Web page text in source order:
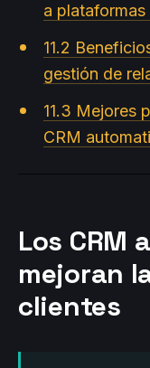
a
11.2
gestión de
11.3 Mejores
CRM
Los CRM
mejoran
clientes